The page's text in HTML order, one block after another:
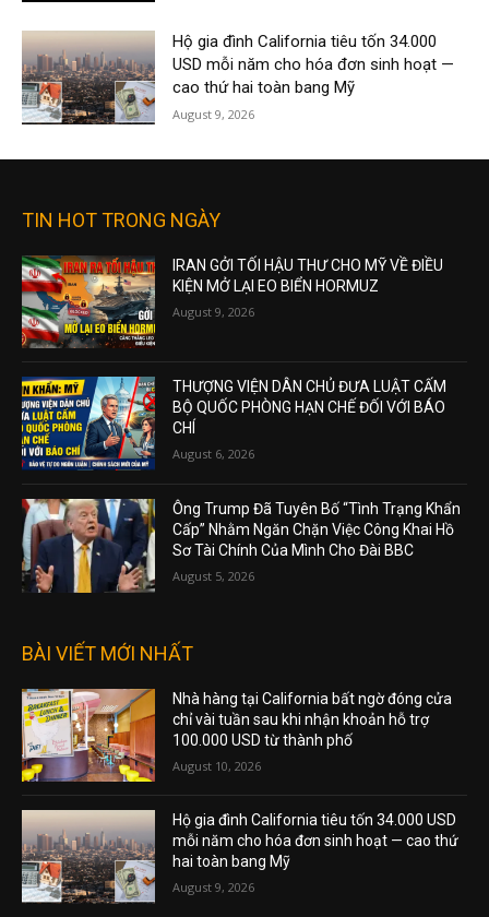
Hộ gia đình California tiêu tốn 34.000
USD mỗi năm cho hóa đơn sinh hoạt —
cao thứ hai toàn bang Mỹ
August 9, 2026
TIN HOT TRONG NGÀY
IRAN GỞI TỐI HẬU THƯ CHO MỸ VỀ ĐIỀU
KIỆN MỞ LẠI EO BIỂN HORMUZ
August 9, 2026
THƯỢNG VIỆN DÂN CHỦ ĐƯA LUẬT CẤM
BỘ QUỐC PHÒNG HẠN CHẾ ĐỐI VỚI BÁO
CHÍ
August 6, 2026
Ông Trump Đã Tuyên Bố “Tình Trạng Khẩn
Cấp” Nhằm Ngăn Chặn Việc Công Khai Hồ
Sơ Tài Chính Của Mình Cho Đài BBC
August 5, 2026
BÀI VIẾT MỚI NHẤT
Nhà hàng tại California bất ngờ đóng cửa
chỉ vài tuần sau khi nhận khoản hỗ trợ
100.000 USD từ thành phố
August 10, 2026
Hộ gia đình California tiêu tốn 34.000 USD
mỗi năm cho hóa đơn sinh hoạt — cao thứ
hai toàn bang Mỹ
August 9, 2026